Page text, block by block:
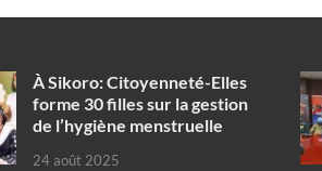
À Sikoro: Citoyenneté-Elles
forme 30 filles sur la gestion
de l’hygiène menstruelle
24 août 2025